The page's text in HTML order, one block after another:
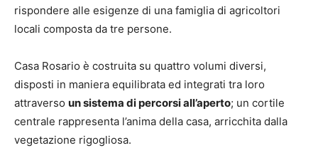
rispondere alle esigenze di una famiglia di agricoltori
locali composta da tre persone.
Casa Rosario è costruita su quattro volumi diversi,
disposti in maniera equilibrata ed integrati tra loro
attraverso un sistema di percorsi all’aperto; un cortile
centrale rappresenta l’anima della casa, arricchita dalla
vegetazione rigogliosa.